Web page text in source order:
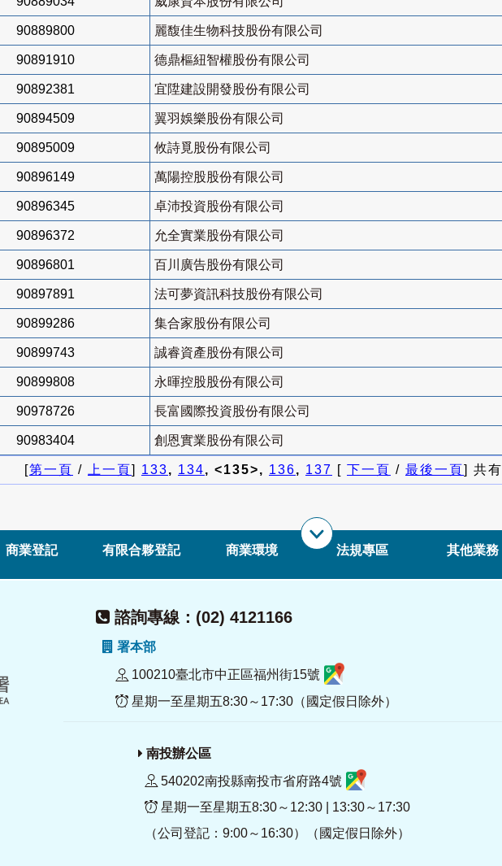
90889800 麗馥佳生物科技股份有限公司
90891910 德鼎樞紐智權股份有限公司
90892381 宜陞建設開發股份有限公司
90894509 翼羽娛樂股份有限公司
90895009 攸詩覓股份有限公司
90896149 萬陽控股股份有限公司
90896345 卓沛投資股份有限公司
90896372 允全實業股份有限公司
90896801 百川廣告股份有限公司
90897891 法可夢資訊科技股份有限公司
90899286 集合家股份有限公司
90899743 誠睿資產股份有限公司
90899808 永暉控股股份有限公司
90978726 長富國際投資股份有限公司
90983404 創恩實業股份有限公司
[第一頁 / 上一頁] 133, 134, <135>, 136, 137 [ 下一頁 / 最後一頁] 共有
商業登記 有限合夥登記 商業環境 法規專區 其他業務
諮詢專線：(02) 4121166
署本部
100210臺北市中正區福州街15號
星期一至星期五8:30～17:30（國定假日除外）
南投辦公區
540202南投縣南投市省府路4號
星期一至星期五8:30～12:30 | 13:30～17:30
（公司登記：9:00～16:30）（國定假日除外）